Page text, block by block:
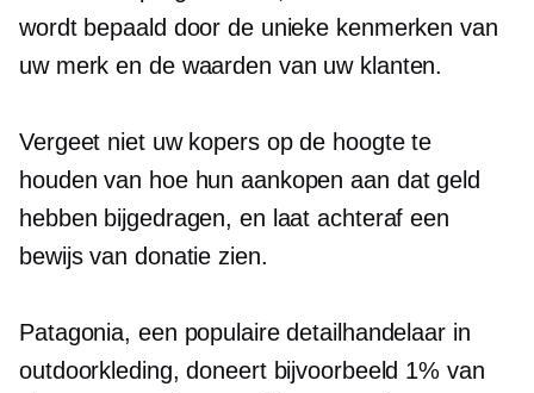
wordt bepaald door de unieke kenmerken van
uw merk en de waarden van uw klanten.
Vergeet niet uw kopers op de hoogte te
houden van hoe hun aankopen aan dat geld
hebben bijgedragen, en laat achteraf een
bewijs van donatie zien.
Patagonia, een populaire detailhandelaar in
outdoorkleding, doneert bijvoorbeeld 1% van